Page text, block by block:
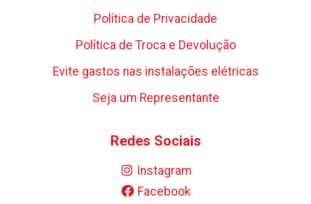
Política de Privacidade
Política de Troca e Devolução
Evite gastos nas instalações elétricas
Seja um Representante
Redes Sociais
Instagram
Facebook